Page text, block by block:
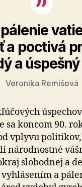
pálenie
a poctivá
a úspešný
Veronika Remišová
sa koncom 90.
vplyvu
národnostné
slobodnej a
vyhlásením a